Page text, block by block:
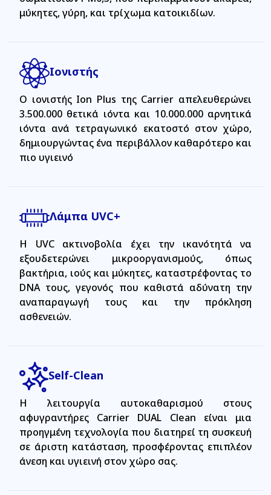
μύκητες, γύρη, και τρίχωμα κατοικιδίων.
Ιονιστής
Ο ιονιστής Ion Plus της Carrier απελευθερώνει
3.500.000 θετικά ιόντα και 10.000.000 αρνητικά
ιόντα ανά τετραγωνικό εκατοστό στον χώρο,
δημιουργώντας ένα περιβάλλον καθαρότερο και
πιο υγιεινό
Λάμπα UVC+
Η UVC ακτινοβολία έχει την ικανότητά να
εξουδετερώνει μικροοργανισμούς, όπως
βακτήρια, ιούς και μύκητες, καταστρέφοντας το
DNA τους, γεγονός που καθιστά αδύνατη την
αναπαραγωγή τους και την πρόκληση
ασθενειών.
Self-Clean
Η λειτουργία αυτοκαθαρισμού στους
αφυγραντήρες Carrier DUAL Clean είναι μια
προηγμένη τεχνολογία που διατηρεί τη συσκευή
σε άριστη κατάσταση, προσφέροντας επιπλέον
άνεση και υγιεινή στον χώρο σας.